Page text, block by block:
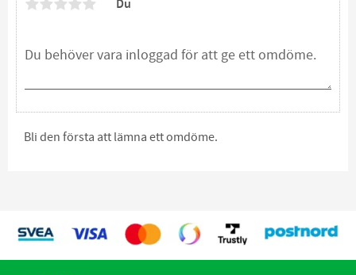
Du
Bli den första att lämna ett omdöme.